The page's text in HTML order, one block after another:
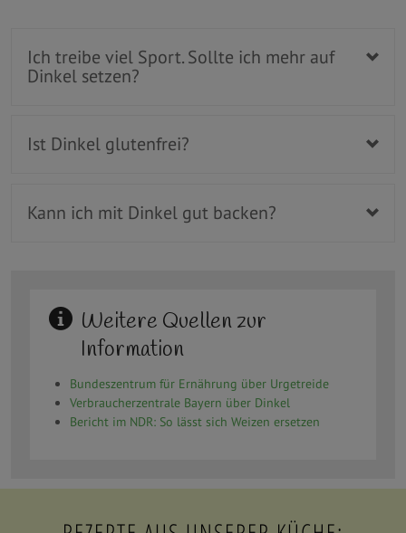
Ich treibe viel Sport. Sollte ich mehr auf
Dinkel setzen?
Ist Dinkel glutenfrei?
Kann ich mit Dinkel gut backen?
Weitere Quellen zur
Information
Bundeszentrum für Ernährung über Urgetreide
Verbraucherzentrale Bayern über Dinkel
Bericht im NDR: So lässt sich Weizen ersetzen